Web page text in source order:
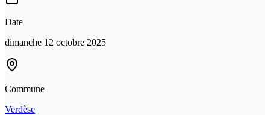
Date
dimanche 12 octobre 2025
Commune
Verdèse